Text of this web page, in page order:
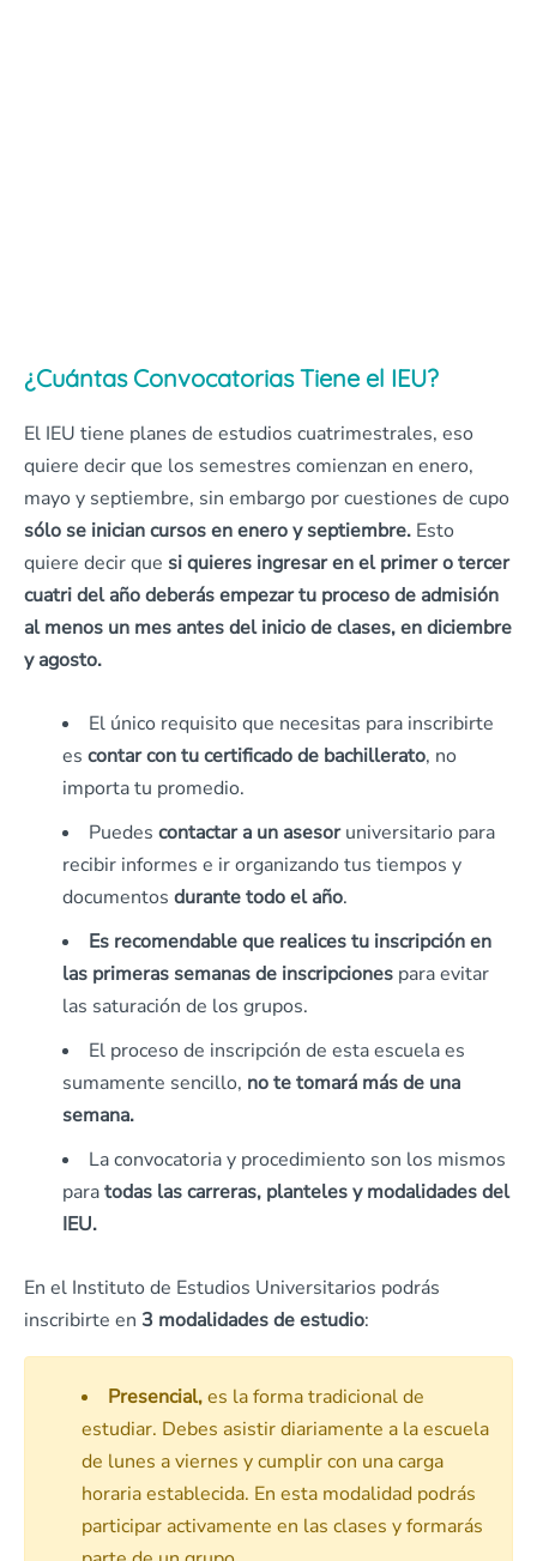
¿Cuántas Convocatorias Tiene el IEU?
El IEU tiene planes de estudios cuatrimestrales, eso
quiere decir que los semestres comienzan en enero,
mayo y septiembre, sin embargo por cuestiones de cupo
sólo se inician cursos en enero y septiembre. Esto
quiere decir que si quieres ingresar en el primer o tercer
cuatri del año deberás empezar tu proceso de admisión
al menos un mes antes del inicio de clases, en diciembre
y agosto.
El único requisito que necesitas para inscribirte
es contar con tu certificado de bachillerato, no
importa tu promedio.
Puedes contactar a un asesoruniversitario para
recibir informes e ir organizando tus tiempos y
documentos durante todo el año.
Es recomendable que realices tu inscripción en
las primeras semanas de inscripciones para evitar
las saturación de los grupos.
El proceso de inscripción de esta escuela es
sumamente sencillo, no te tomará más de una
semana.
La convocatoria y procedimiento son los mismos
paratodas las carreras, planteles y modalidades del
IEU.
En el Instituto de Estudios Universitarios podrás
inscribirte en 3 modalidades de estudio:
Presencial,es la forma tradicional de
estudiar. Debes asistir diariamente a la escuela
de lunes a viernes y cumplir con una carga
horaria establecida. En esta modalidad podrás
participar activamente en las clases y formarás